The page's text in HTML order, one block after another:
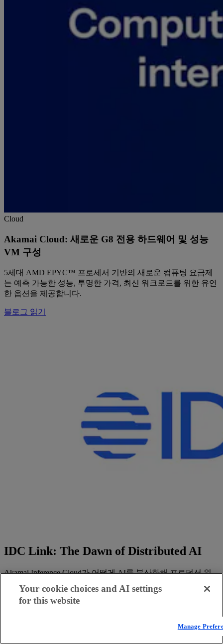
Cloud
Akamai Cloud: 새로운 G8 전용 하드웨어 및 성능
VM 구성
5세대 AMD EPYC™ 프로세서 기반의 새로운 컴퓨팅 요금제
는 예측 가능한 성능, 투명한 가격, 최신 워크로드를 위한 유연
한 옵션을 제공합니다.
블로그 읽기
IDC Link: The Dawn of Distributed AI
Akamai Inference Cloud가 어떻게 AI를 분산화해 프로덕션 워
크로드의 지연 시간, 비용 및 리소스 가용성을 최적화하는지
알아보십시오.
Your cookie choices and AI settings
for this website
Manage